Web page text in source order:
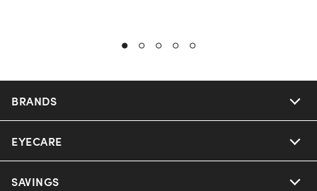
BRANDS
Nuance Audio
Ray-Ban
EYECARE
Our Eyeglasses
SAVINGS